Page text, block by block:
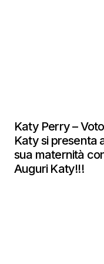
Katy Perry –
Katy si presenta
sua maternità
Auguri Katy!!!